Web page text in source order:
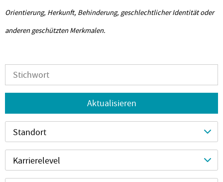
Orientierung, Herkunft, Behinderung, geschlechtlicher Identität oder
anderen geschützten Merkmalen.
Aktualisieren
Standort
Karrierelevel